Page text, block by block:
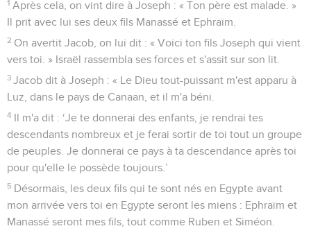
1 Après cela, on vint dire à Joseph : « Ton père est malade. »
Il prit avec lui ses deux fils Manassé et Ephraïm.
2 On avertit Jacob, on lui dit : « Voici ton fils Joseph qui vient
vers toi. » Israël rassembla ses forces et s'assit sur son lit.
3 Jacob dit à Joseph : « Le Dieu tout-puissant m'est apparu à
Luz, dans le pays de Canaan, et il m'a béni.
4 Il m'a dit : ‘Je te donnerai des enfants, je rendrai tes
descendants nombreux et je ferai sortir de toi tout un groupe
de peuples. Je donnerai ce pays à ta descendance après toi
pour qu'elle le possède toujours.’
5 Désormais, les deux fils qui te sont nés en Egypte avant
mon arrivée vers toi en Egypte seront les miens : Ephraïm et
Manassé seront mes fils, tout comme Ruben et Siméon.